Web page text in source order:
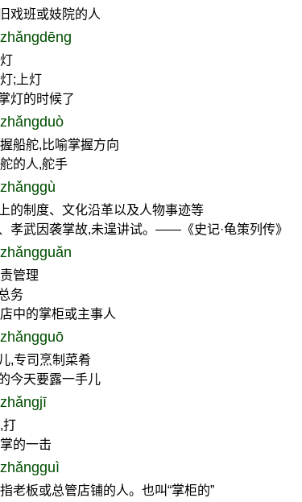
戏班或妓院的人
zhǎngdēng
;上灯
灯的时候了
zhǎngduò
船舵,比喻掌握方向
的人,舵手
zhǎnggù
的制度、文化沿革以及人物事迹等
孝武因袭掌故,未遑讲试。——《史记·龟策列传》
zhǎngguǎn
管理
务
中的掌柜或主事人
zhǎngguō
,专司烹制菜肴
今天要露一手儿
zhǎngjī
打
的一击
zhǎngguì
老板或总管店铺的人。也叫“掌柜的”